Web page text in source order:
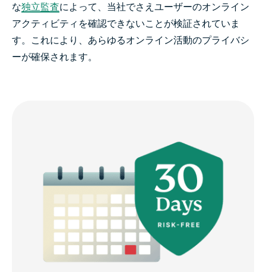
な独立監査によって、当社でさえユーザーのオンライン
アクティビティを確認できないことが検証されていま
す。これにより、あらゆるオンライン活動のプライバシ
ーが確保されます。